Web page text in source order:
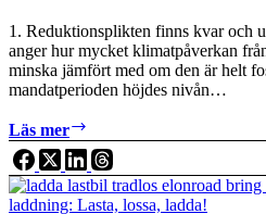
1. Reduktionsplikten finns kvar och
anger hur mycket klimatpåverkan
minska jämfört med om den är helt
mandatperioden höjdes nivån…
Läs mer
höjs
–
men
företag